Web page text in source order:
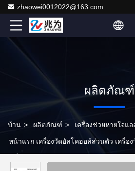
zhaowei0012022@163.com
ผลิตภัณฑ์
บ้าน > ผลิตภัณฑ์ > เครื่องช่วยหายใจแ
หน้าแรก เครื่องวัดอัลโคฮอล์ส่วนตัว เครื่อ